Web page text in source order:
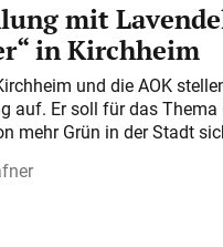
mit
in Kirchheim
und die AOK
auf. Er soll für das
mehr Grün in der Stadt